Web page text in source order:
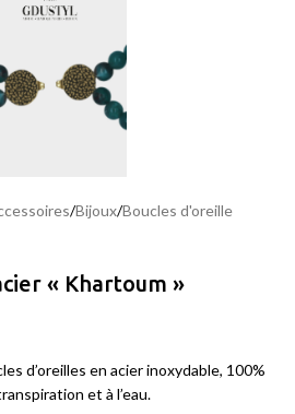
/Bijoux/Boucles d'oreille
« Khartoum »
d’oreilles en acier inoxydable, 100%
et à l’eau.